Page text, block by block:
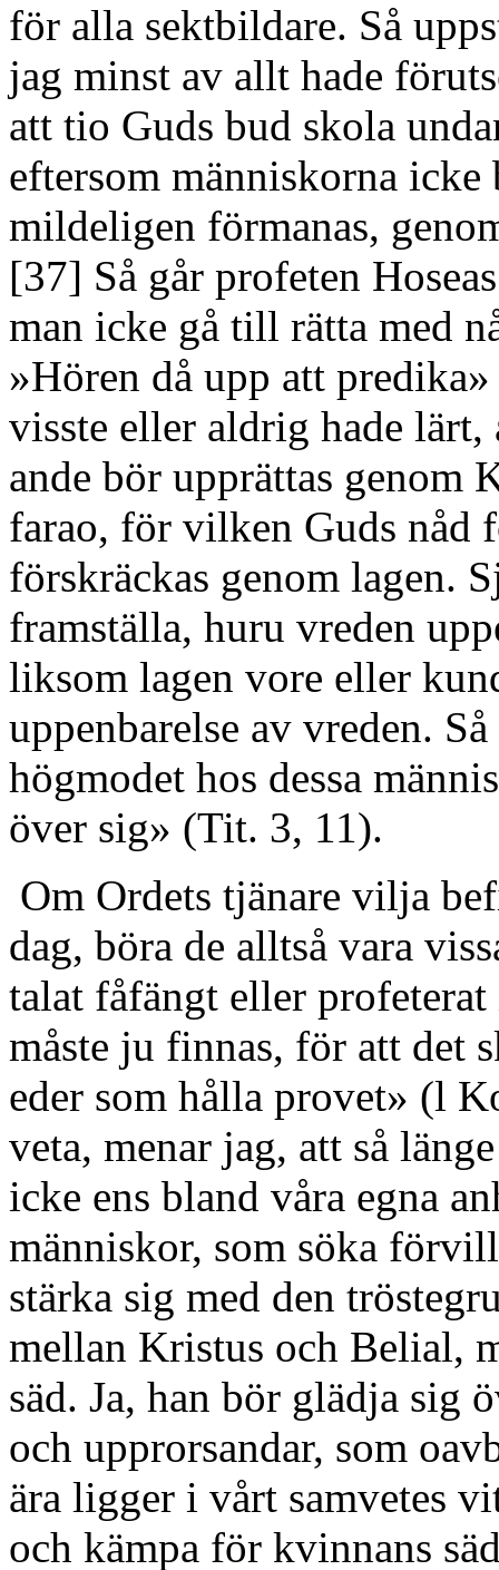
för alla sektbildare. Så
jag minst av allt hade
att tio Guds bud skola
eftersom människorna icke
mildeligen förmanas,
[37] Så går profeten
man icke gå till rätta med
»Hören då upp att
visste eller aldrig hade
ande bör upprättas genom
farao, för vilken Guds nåd
förskräckas genom lagen.
framställa, huru vreden
liksom lagen vore eller
uppenbarelse av vreden.
högmodet hos dessa
över sig» (Tit. 3, 11).
Om Ordets tjänare vilja
dag, böra de alltså vara
talat fåfängt eller
måste ju finnas, för att det
eder som hålla provet» (l
veta, menar jag, att så
icke ens bland våra egna
människor, som söka
stärka sig med den
mellan Kristus och Belial,
säd. Ja, han bör glädja sig
och upprorsandar, som
ära ligger i vårt samvetes
och kämpa för kvinnans